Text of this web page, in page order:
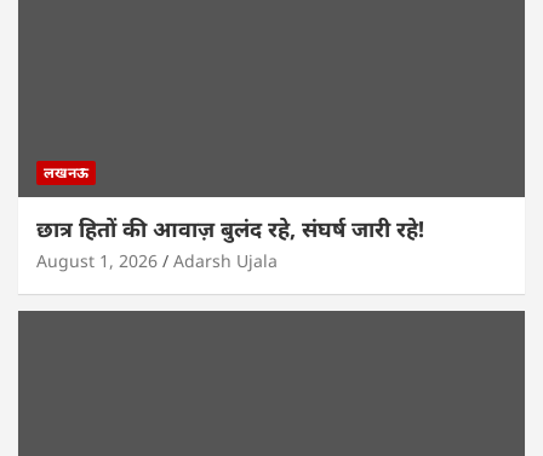
लखनऊ
छात्र हितों की आवाज़ बुलंद रहे, संघर्ष जारी रहे!
August 1, 2026 Adarsh Ujala